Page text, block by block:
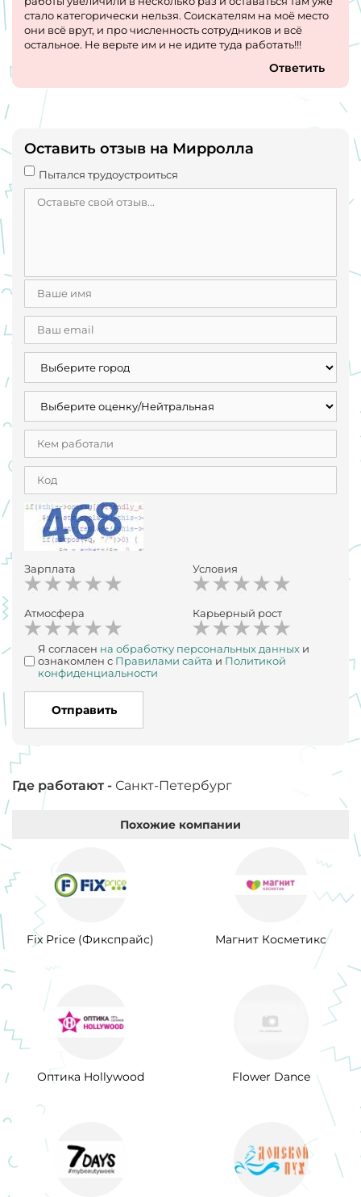
стало категорически нельзя. Соискателям на моё место
они всё врут, и про численность сотрудников и всё
остальное. Не верьте им и не идите туда работать!!!
Ответить
Оставить отзыв на Мирролла
Пытался трудоустроиться
Зарплата Условия
Атмосфера Карьерный рост
Я согласен на обработку персональных данных и
ознакомлен с Правилами сайта и Политикой
конфиденциальности
Отправить
Где работают - Санкт-Петербург
Похожие компании
Fix Price (Фикспрайс) Магнит Косметикс
Оптика Hollywood Flower Dance